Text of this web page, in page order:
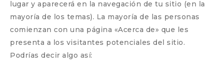
lugar y aparecerá en la navegación de tu sitio (en la
mayoría de los temas). La mayoría de las personas
comienzan con una página «Acerca de» que les
presenta a los visitantes potenciales del sitio.
Podrías decir algo así: